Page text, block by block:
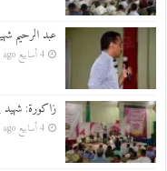
عبد الرحيم
4 أسابيع ago
زاكورة: شهيد
4 أسابيع ago